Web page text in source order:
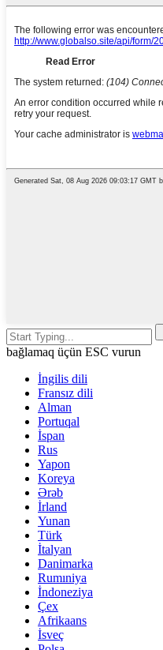
bağlamaq üçün ESC vurun
İngilis dili
Fransız dili
Alman
Portuqal
İspan
Rus
Yapon
Koreya
Ərəb
İrland
Yunan
Türk
İtalyan
Danimarka
Rumıniya
İndoneziya
Çex
Afrikaans
İsveç